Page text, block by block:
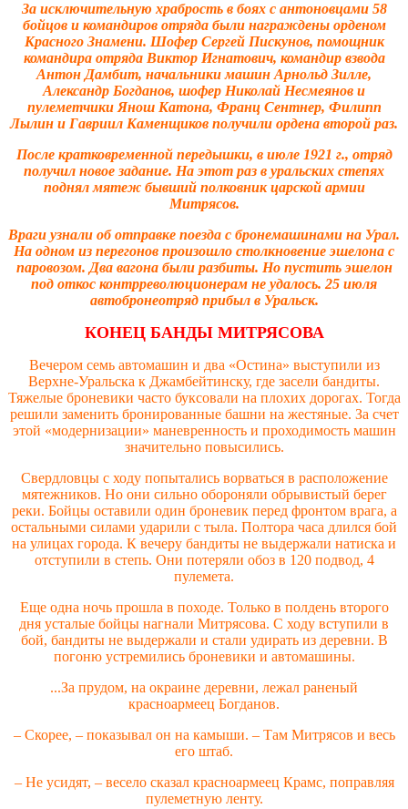
За исключительную храбрость в боях с антоновцами 58
бойцов и командиров отряда были награждены орденом
Красного Знамени. Шофер Сергей Пискунов, помощник
командира отряда Виктор Игнатович, командир взвода
Антон Дамбит, начальники машин Арнольд Зилле,
Александр Богданов, шофер Николай Несмеянов и
пулеметчики Янош Катона, Франц Сентнер, Филипп
Лылин и Гавриил Каменщиков получили ордена второй раз.
После кратковременной передышки, в июле 1921 г., отряд
получил новое задание. На этот раз в уральских степях
поднял мятеж бывший полковник царской армии
Митрясов.
Враги узнали об отправке поезда с бронемашинами на Урал.
На одном из перегонов произошло столкновение эшелона с
паровозом. Два вагона были разбиты. Но пустить эшелон
под откос контрреволюционерам не удалось. 25 июля
автобронеотряд прибыл в Уральск.
КОНЕЦ БАНДЫ МИТРЯСОВА
Вечером семь автомашин и два «Остина» выступили из
Верхне-Уральска к Джамбейтинску, где засели бандиты.
Тяжелые броневики часто буксовали на плохих дорогах. Тогда
решили заменить бронированные башни на жестяные. За счет
этой «модернизации» маневренность и проходимость машин
значительно повысились.
Свердловцы с ходу попытались ворваться в расположение
мятежников. Но они сильно обороняли обрывистый берег
реки. Бойцы оставили один броневик перед фронтом врага, а
остальными силами ударили с тыла. Полтора часа длился бой
на улицах города. К вечеру бандиты не выдержали натиска и
отступили в степь. Они потеряли обоз в 120 подвод, 4
пулемета.
Еще одна ночь прошла в походе. Только в полдень второго
дня усталые бойцы нагнали Митрясова. С ходу вступили в
бой, бандиты не выдержали и стали удирать из деревни. В
погоню устремились броневики и автомашины.
...За прудом, на окраине деревни, лежал раненый
красноармеец Богданов.
– Скорее, – показывал он на камыши. – Там Митрясов и весь
его штаб.
– Не усидят, – весело сказал красноармеец Крамс, поправляя
пулеметную ленту.